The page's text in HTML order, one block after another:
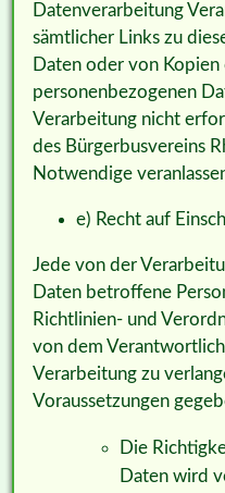
Datenverarbeitung
sämtlicher Links zu
Daten oder von
personenbezogenen
Verarbeitung nicht
des Bürgerbusvereins
Notwendige
e) Recht auf
Jede von der
Daten betroffene
Richtlinien- und
von dem
Verarbeitung zu
Voraussetzungen
Die
Daten wird